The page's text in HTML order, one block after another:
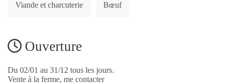
Viande et charcuterie Bœuf
Ouverture
Du 02/01 au 31/12 tous les jours.
Vente à la ferme, me contacter